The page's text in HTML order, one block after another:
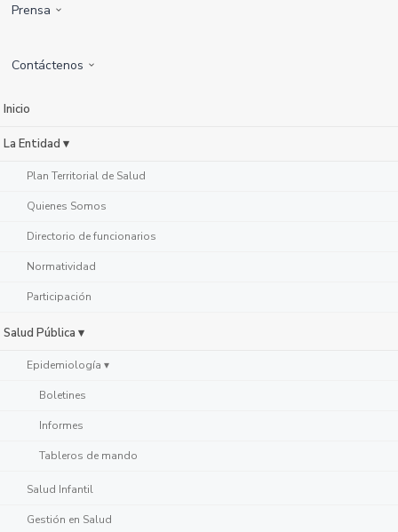
Prensa
Contáctenos
Inicio
La Entidad ▾
Plan Territorial de Salud
Quienes Somos
Directorio de funcionarios
Normatividad
Participación
Salud Pública ▾
Epidemiología ▾
Boletines
Informes
Tableros de mando
Salud Infantil
Gestión en Salud